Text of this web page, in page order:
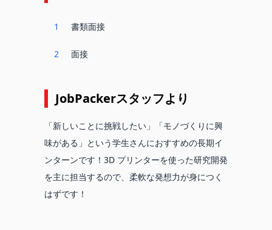
1 書類面接
2 面接
JobPackerスタッフより
「新しいことに挑戦したい」「モノづくりに興
味がある」という学生さんにおすすめの長期イ
ンターンです！3D プリンターを使った研究開発
を主に担当するので、柔軟な発想力が身につく
はずです！